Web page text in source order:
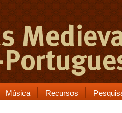
Música Recursos